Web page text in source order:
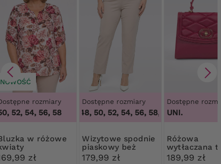
NOWOŚĆ
rozmiary
52, 54, 56, 58
zł
Dostępne rozmiary
46, 48, 50, 52, 54, 56, 58, 60, 62, 64
Wizytowe spodnie
piaskowy beż
179,99 zł
Dostępne
UNI.
Różowa
wytłaczana
189,99 zł